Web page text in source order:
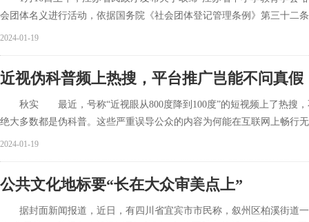
会团体名义进行活动，依据国务院《社会团体登记管理条例》第三十二条
2024-01-19
近视伪科普频上热搜，平台推广岂能不问真假
秋实 最近，号称“近视眼从800度降到100度”的短视频上了热搜，
绝大多数都是伪科普。这些严重误导公众的内容为何能在互联网上畅行
2024-01-19
公共文化地标要“长在大众审美点上”
据封面新闻报道，近日，有四川省宜宾市市民称，叙州区柏溪街道